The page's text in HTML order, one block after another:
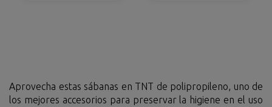
Aprovecha estas sábanas en TNT de polipropileno, uno de
los mejores accesorios para preservar la higiene en el uso